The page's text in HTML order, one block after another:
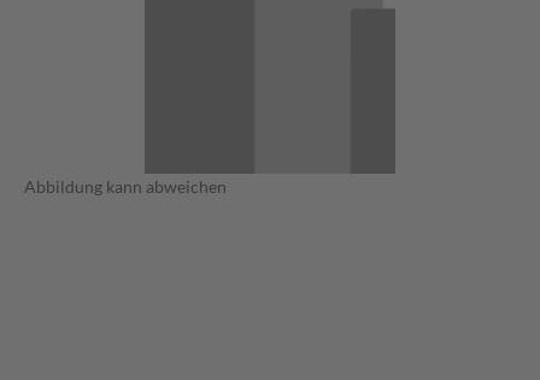
Abbildung kann abweichen